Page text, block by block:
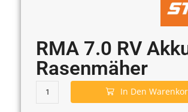
RMA 7.0 RV
Rasenmäher
In Den